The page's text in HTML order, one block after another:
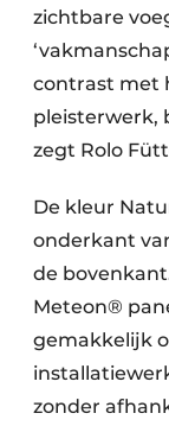
zichtbare
contrast met
pleisterwerk,
zegt Rolo
De kleur
onderkant
de
Meteon®
gemakkelijk
zonder